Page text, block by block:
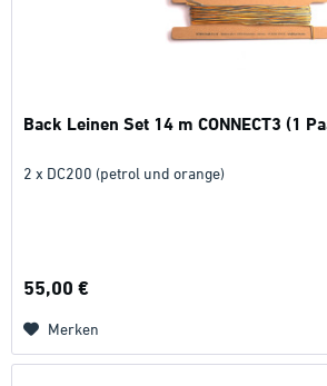
Back Leinen Set 14 m CONNECT3 (1
2 x DC200 (petrol und orange)
55,00 €
Merken